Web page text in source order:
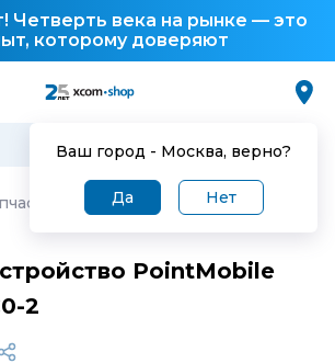
Четверть века на рынке — это
которому доверяют
Ваш город - Москва, верно?
Да Нет
для торгового оборудования
PointMobile
2